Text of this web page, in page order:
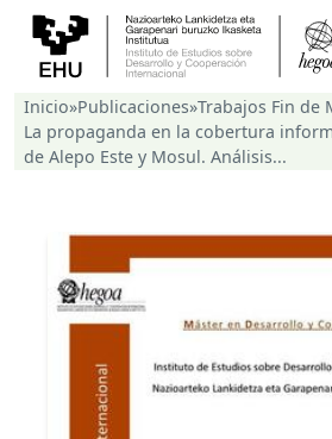
Inicio»Publicaciones»Trabajos Fin de
La propaganda en la cobertura
de Alepo Este y Mosul. Análisis...